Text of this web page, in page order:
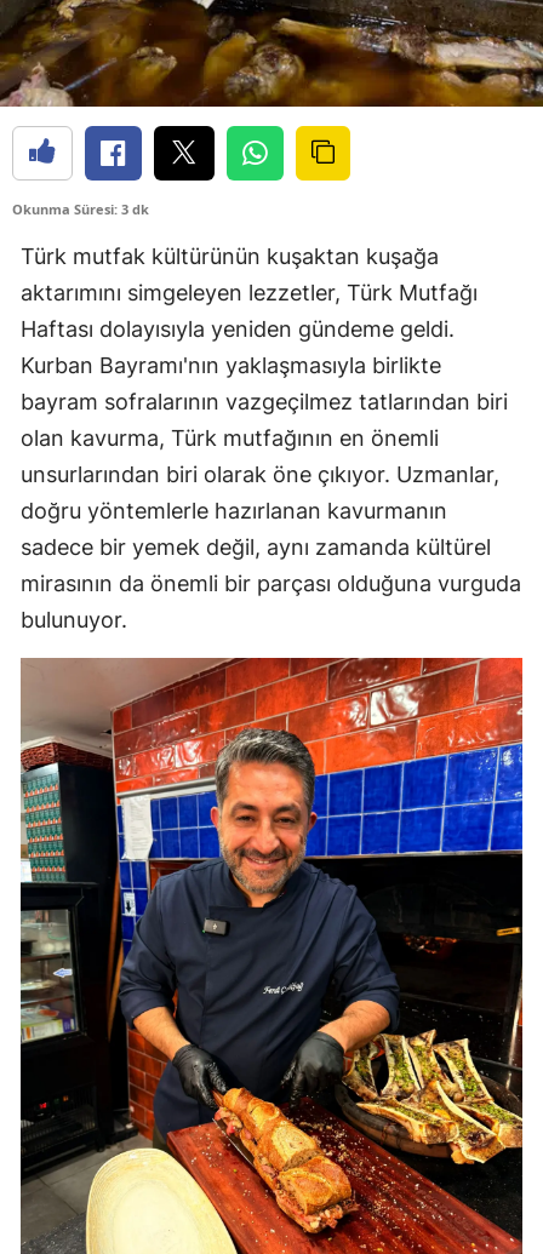
Okunma Süresi: 3 dk
Türk mutfak kültürünün kuşaktan kuşağa
aktarımını simgeleyen lezzetler, Türk Mutfağı
Haftası dolayısıyla yeniden gündeme geldi.
Kurban Bayramı'nın yaklaşmasıyla birlikte
bayram sofralarının vazgeçilmez tatlarından biri
olan kavurma, Türk mutfağının en önemli
unsurlarından biri olarak öne çıkıyor. Uzmanlar,
doğru yöntemlerle hazırlanan kavurmanın
sadece bir yemek değil, aynı zamanda kültürel
mirasının da önemli bir parçası olduğuna vurguda
bulunuyor.